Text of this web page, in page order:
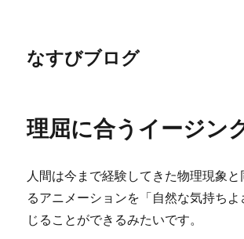
なすびブログ
理屈に合うイージン
人間は今まで経験してきた物理現象
るアニメーションを「自然な気持ち
じることができるみたいです。